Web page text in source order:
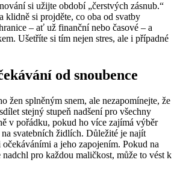
si užijte období „čerstvých zásnub.“
klidně si projděte, co oba od svatby
– ať už finanční nebo časové – a
Ušetříte si tím nejen stres, ale i případné
od snoubence
žen splněným snem, ale nezapomínejte, že
stejný stupeň nadšení pro všechny
v pořádku, pokud ho více zajímá výběr
svatebních židlích. Důležité je najít
a jeho zapojením. Pokud na
nadchl pro každou maličkost, může to vést k